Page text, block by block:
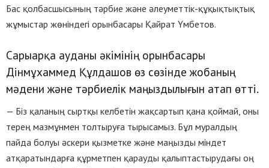
Бас қолбасшысының тәрбие және әлеуметтік-құқықтықтық
жұмыстар жөніндегі орынбасары Қайрат Үмбетов.
Сарыарқа ауданы әкімінің орынбасары
Дінмұхаммед Құлдашов өз сөзінде жобаның
мәдени және тәрбиелік маңыздылығын атап өтті.
— Біз қаланың сыртқы келбетін жақсартып қана қоймай, оны
терең мазмұнмен толтыруға тырысамыз. Бұл муралдың
пайда болуы әскери қызметке және маңызды міндет
атқаратындарға құрметпен қарауды қалыптастырудағы оң